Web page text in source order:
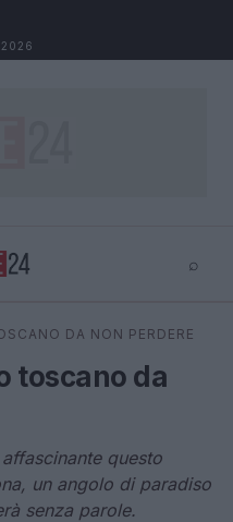
⌕
⌕ ×
DA NON PERDERE
toscano da
questo
un angolo di paradiso
senza parole.